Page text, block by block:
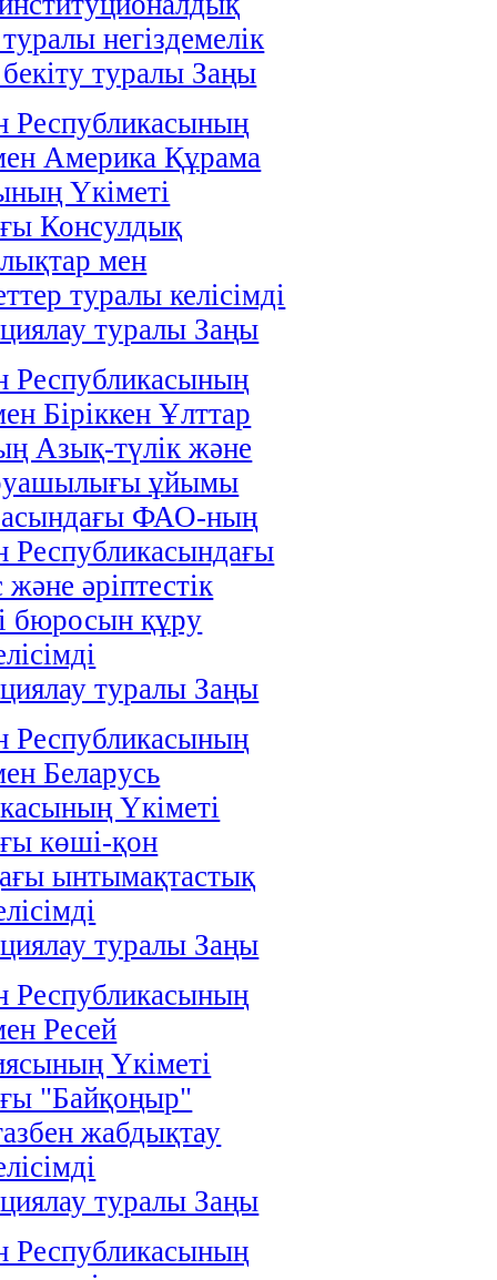
туралы негіздемелік
бекіту туралы Заңы
Республикасының
Америка Құрама
Үкіметі
Консулдық
мен
туралы келісімді
туралы Заңы
Республикасының
Біріккен Ұлттар
Азық-түлік және
ұйымы
ФАО-ның
Республикасындағы
әріптестік
бюросын құру
туралы Заңы
Республикасының
Беларусь
Үкіметі
көші-қон
ынтымақтастық
туралы Заңы
Республикасының
Ресей
Үкіметі
"Байқоңыр"
жабдықтау
туралы Заңы
Республикасының